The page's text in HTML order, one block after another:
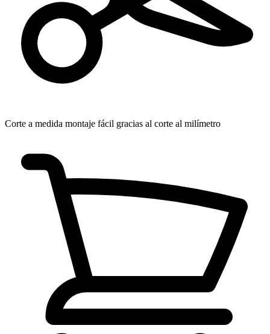
Corte a medida montaje fácil gracias al corte al milímetro